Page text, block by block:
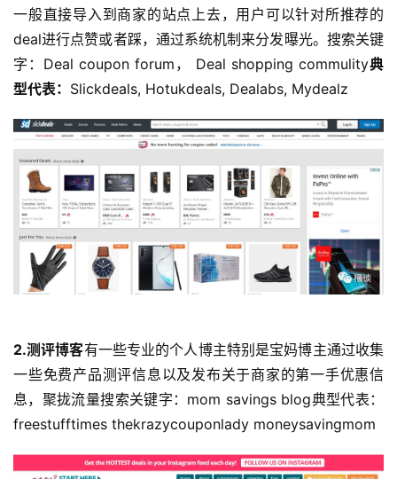
一般直接导入到商家的站点上去，用户可以针对所推荐的
deal进行点赞或者踩，通过系统机制来分发曝光。搜索关键
字：Deal coupon forum， Deal shopping commulity典
型代表： Slickdeals, Hotukdeals, Dealabs, Mydealz
2.测评博客有一些专业的个人博主特别是宝妈博主通过收集
一些免费产品测评信息以及发布关于商家的第一手优惠信
息，聚拢流量搜索关键字：mom savings blog典型代表：
freestufftimes thekrazycouponlady moneysavingmom